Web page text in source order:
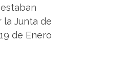
Junta de
de Enero